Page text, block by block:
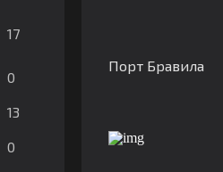
17
0
13
0
Порт Бравила